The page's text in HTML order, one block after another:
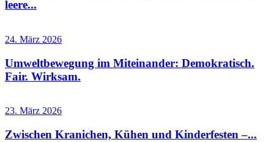
leere...
24. März 2026
Umweltbewegung im Miteinander: Demokratisch.
Fair. Wirksam.
23. März 2026
Zwischen Kranichen, Kühen und Kinderfesten –...